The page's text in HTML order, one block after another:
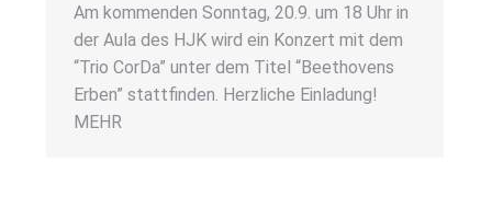
Am kom­men­den Sonn­tag, 20.9. um 18 Uhr in
der Aula des HJK wird ein Kon­zert mit dem
“Trio CorDa” unter dem Titel “Beet­ho­vens
Erben” statt­fin­den. Herz­li­che Ein­la­dung!
MEHR